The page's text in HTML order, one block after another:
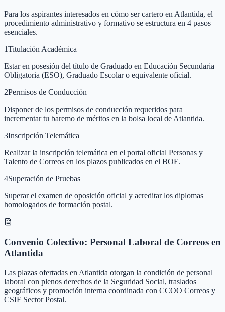
Para los aspirantes interesados en cómo ser cartero en Atlantida, el
procedimiento administrativo y formativo se estructura en 4 pasos
esenciales.
1Titulación Académica
Estar en posesión del título de Graduado en Educación Secundaria
Obligatoria (ESO), Graduado Escolar o equivalente oficial.
2Permisos de Conducción
Disponer de los permisos de conducción requeridos para
incrementar tu baremo de méritos en la bolsa local de Atlantida.
3Inscripción Telemática
Realizar la inscripción telemática en el portal oficial Personas y
Talento de Correos en los plazos publicados en el BOE.
4Superación de Pruebas
Superar el examen de oposición oficial y acreditar los diplomas
homologados de formación postal.
Convenio Colectivo: Personal Laboral de Correos en
Atlantida
Las plazas ofertadas en Atlantida otorgan la condición de personal
laboral con plenos derechos de la Seguridad Social, traslados
geográficos y promoción interna coordinada con CCOO Correos y
CSIF Sector Postal.